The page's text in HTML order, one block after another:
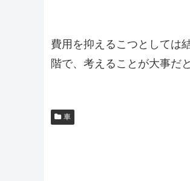
費用を抑えるこつとしては
階で、考えることが大事だ
車